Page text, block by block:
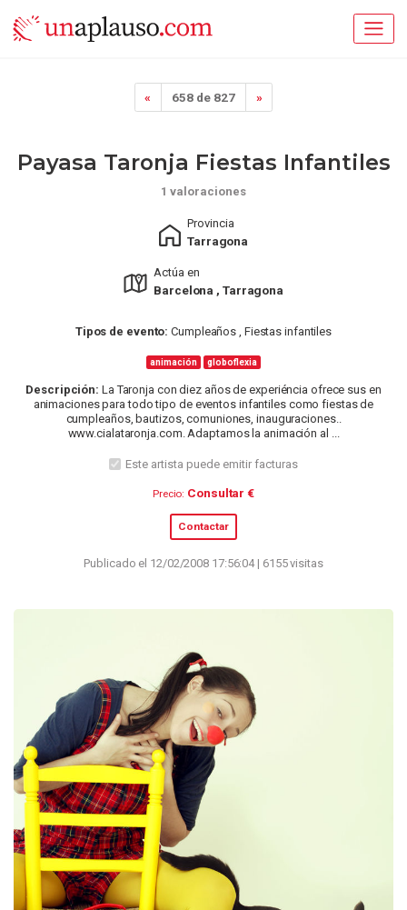
« 658 de 827 »
Payasa Taronja Fiestas Infantiles
1 valoraciones
Provincia
Tarragona
Actúa en
Barcelona , Tarragona
Tipos de evento: Cumpleaños , Fiestas infantiles
animación globoflexia
Descripción: La Taronja con diez años de experiéncia ofrece sus en
animaciones para todo tipo de eventos infantiles como fiestas de
cumpleaños, bautizos, comuniones, inauguraciones..
www.cialataronja.com. Adaptamos la animación al ...
Este artista puede emitir facturas
Precio: Consultar €
Contactar
Publicado el 12/02/2008 17:56:04 | 6155 visitas